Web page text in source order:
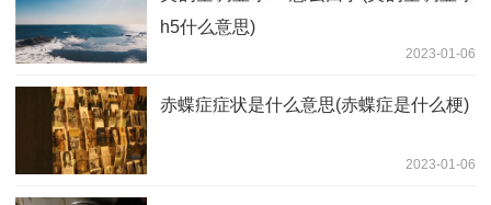
h5什么意思)
2023-01-06
赤蝶症症状是什么意思(赤蝶症是什么梗)
2023-01-06